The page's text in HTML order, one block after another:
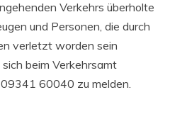
Verkehrs überholte
und Personen, die durch
verletzt worden sein
beim Verkehrsamt
60040 zu melden.